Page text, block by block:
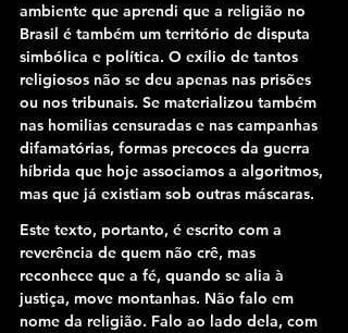
ambiente que aprendi que a religião no
Brasil é também um território de disputa
simbólica e política. O exílio de tantos
religiosos não se deu apenas nas prisões
ou nos tribunais. Se materializou também
nas homilias censuradas e nas campanhas
difamatórias, formas precoces da guerra
híbrida que hoje associamos a algoritmos,
mas que já existiam sob outras máscaras.
Este texto, portanto, é escrito com a
reverência de quem não crê, mas
reconhece que a fé, quando se alia à
justiça, move montanhas. Não falo em
nome da religião. Falo ao lado dela, com